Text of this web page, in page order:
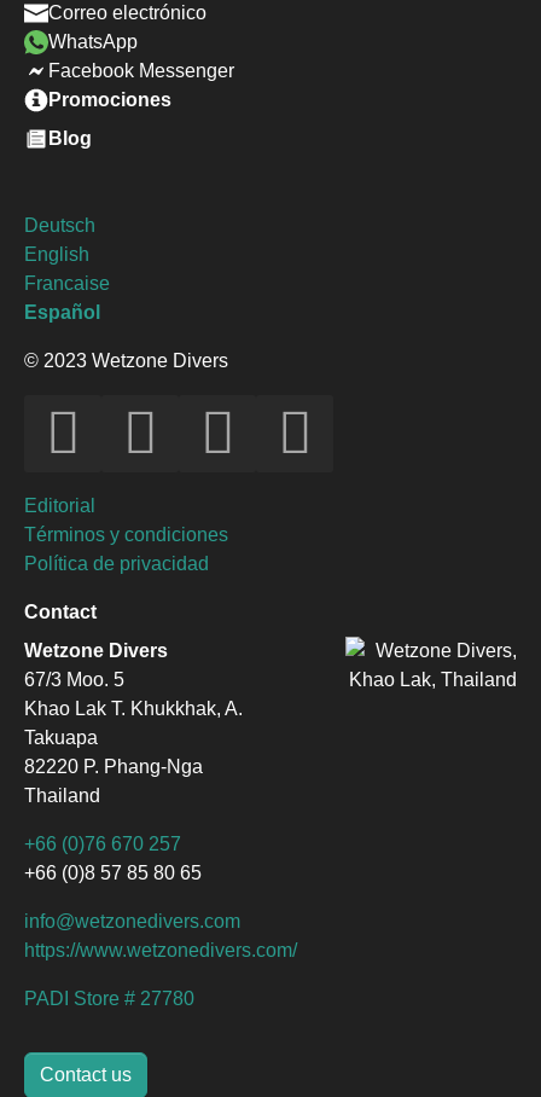
Correo electrónico
WhatsApp
Facebook Messenger
Promociones
Blog
Deutsch
English
Francaise
Español
© 2023 Wetzone Divers
Editorial
Términos y condiciones
Política de privacidad
Contact
Wetzone Divers
67/3 Moo. 5
Khao Lak T. Khukkhak, A.
Takuapa
82220 P. Phang-Nga
Thailand
+66 (0)76 670 257
+66 (0)8 57 85 80 65
info@wetzonedivers.com
https://www.wetzonedivers.com/
PADI Store # 27780
Contact us